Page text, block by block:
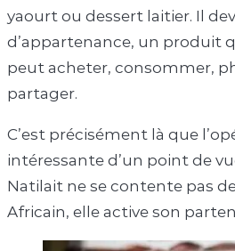
yaourt ou dessert laitier. Il
d’appartenance, un produit
peut acheter, consommer,
partager.
C’est précisément là que
intéressante d’un point de
Natilait ne se contente pas
Africain, elle active son